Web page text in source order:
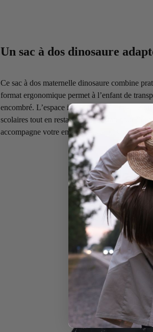
Un sac à dos dinosaure
Ce sac à dos maternelle dinosaure combine
format ergonomique permet à l’enfant de
encombré. L’espace intérieur est optimisé
scolaires tout en restant léger. Parfait pour
accompagne votre enfant dans toutes ses